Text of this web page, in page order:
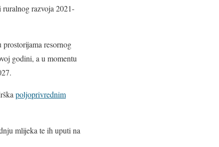
razvoja 2021-
prostorijama resornog
godini, a u momentu
poljoprivrednim
mlijeka te ih uputi na